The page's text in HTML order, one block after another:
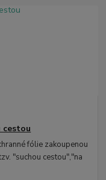
cestou
fólie zakoupenou
"suchou cestou","na